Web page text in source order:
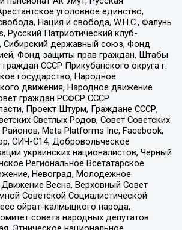
уголовное единство,
Нация и свобода, W.H.С., Фалунь
Русский Патриотический клуб-
державный союз, Фонд
Фонд защиты прав граждан, Штабы
СССР Прикубанского округа г.
государство, Народное
движения, Народное движение
граждан РСФСР СССР
Проект Штурм, Граждане СССР,
Светлых Родов, Совет Советских
Районов, Meta Platforms Inc, Facebook,
СИЧ-С14, Добровольческое
украинских националистов, Черный
Региональное Всетатарское
Невоград, Молодежное
Весна, Верховный Совет
Советской Социалистической
ойрат-калмыцкого народа,
совета народных депутатов